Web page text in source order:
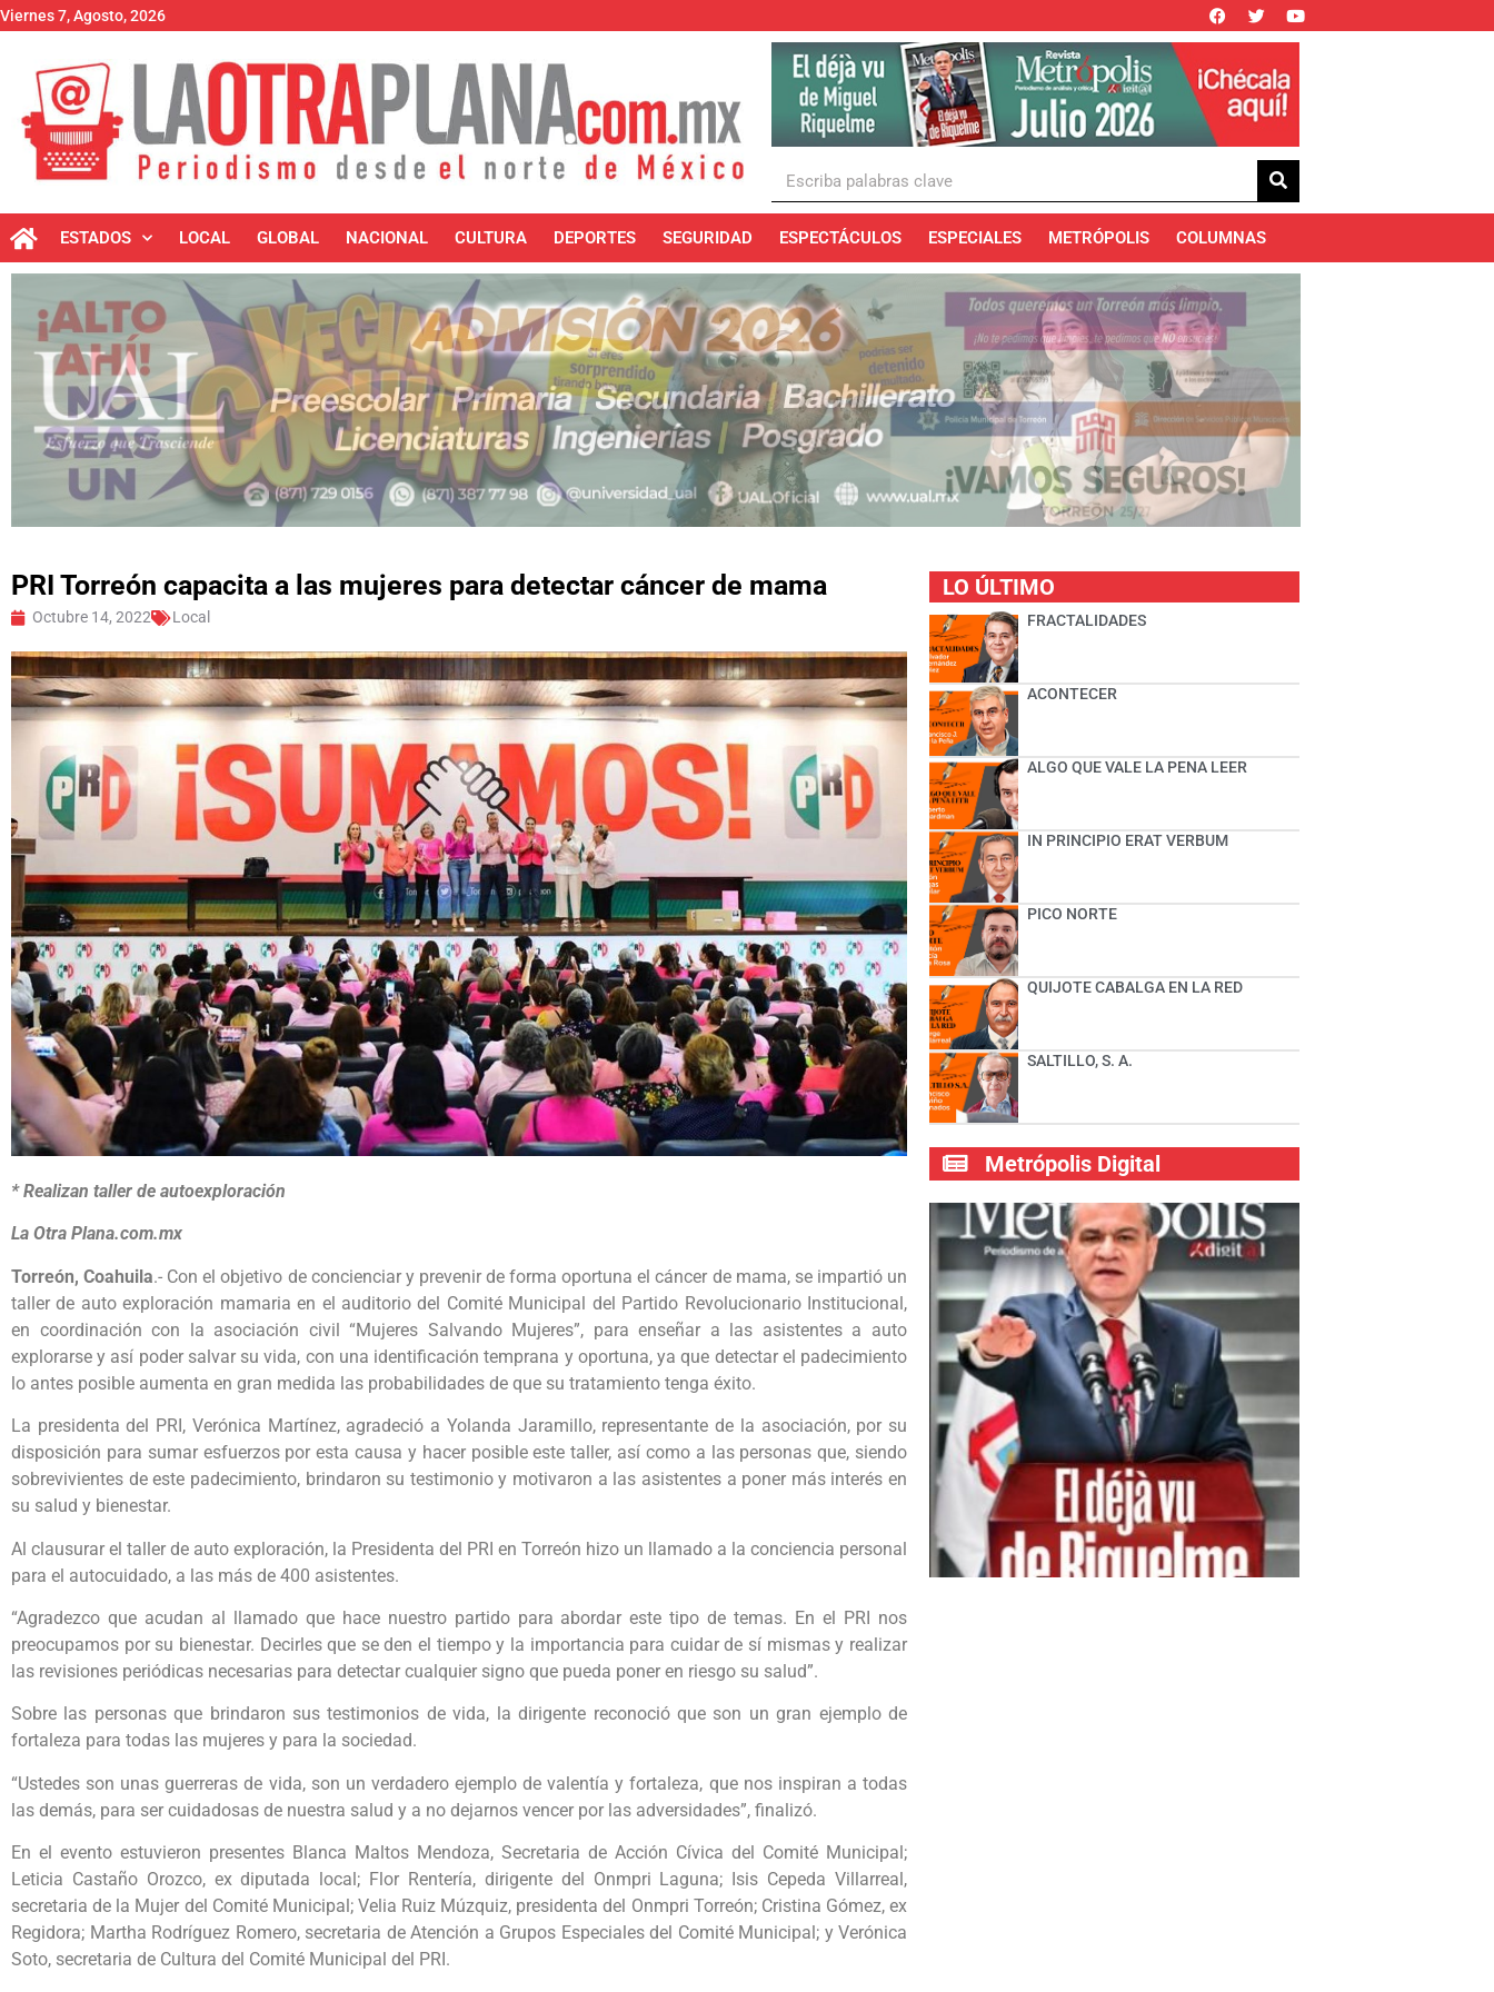
Viernes 7, Agosto, 2026
ESTADOS LOCAL GLOBAL NACIONAL CULTURA DEPORTES SEGURIDAD ESPECTÁCULOS ESPECIALES METRÓPOLIS COLUMNAS
PRI Torreón capacita a las mujeres para detectar cáncer de mama
Octubre 14, 2022 Local
* Realizan taller de autoexploración
La Otra Plana.com.mx
Torreón, Coahuila.- Con el objetivo de concienciar y prevenir de forma oportuna el cáncer de mama, se impartió un
taller de auto exploración mamaria en el auditorio del Comité Municipal del Partido Revolucionario Institucional,
en coordinación con la asociación civil “Mujeres Salvando Mujeres”, para enseñar a las asistentes a auto
explorarse y así poder salvar su vida, con una identificación temprana y oportuna, ya que detectar el padecimiento
lo antes posible aumenta en gran medida las probabilidades de que su tratamiento tenga éxito.
La presidenta del PRI, Verónica Martínez, agradeció a Yolanda Jaramillo, representante de la asociación, por su
disposición para sumar esfuerzos por esta causa y hacer posible este taller, así como a las personas que, siendo
sobrevivientes de este padecimiento, brindaron su testimonio y motivaron a las asistentes a poner más interés en
su salud y bienestar.
Al clausurar el taller de auto exploración, la Presidenta del PRI en Torreón hizo un llamado a la conciencia personal
para el autocuidado, a las más de 400 asistentes.
“Agradezco que acudan al llamado que hace nuestro partido para abordar este tipo de temas. En el PRI nos
preocupamos por su bienestar. Decirles que se den el tiempo y la importancia para cuidar de sí mismas y realizar
las revisiones periódicas necesarias para detectar cualquier signo que pueda poner en riesgo su salud”.
Sobre las personas que brindaron sus testimonios de vida, la dirigente reconoció que son un gran ejemplo de
fortaleza para todas las mujeres y para la sociedad.
“Ustedes son unas guerreras de vida, son un verdadero ejemplo de valentía y fortaleza, que nos inspiran a todas
las demás, para ser cuidadosas de nuestra salud y a no dejarnos vencer por las adversidades”, finalizó.
En el evento estuvieron presentes Blanca Maltos Mendoza, Secretaria de Acción Cívica del Comité Municipal;
Leticia Castaño Orozco, ex diputada local; Flor Rentería, dirigente del Onmpri Laguna; Isis Cepeda Villarreal,
secretaria de la Mujer del Comité Municipal; Velia Ruiz Múzquiz, presidenta del Onmpri Torreón; Cristina Gómez, ex
Regidora; Martha Rodríguez Romero, secretaria de Atención a Grupos Especiales del Comité Municipal; y Verónica
Soto, secretaria de Cultura del Comité Municipal del PRI.
LO ÚLTIMO
FRACTALIDADES
ACONTECER
ALGO QUE VALE LA PENA LEER
IN PRINCIPIO ERAT VERBUM
PICO NORTE
QUIJOTE CABALGA EN LA RED
SALTILLO, S. A.
Metrópolis Digital